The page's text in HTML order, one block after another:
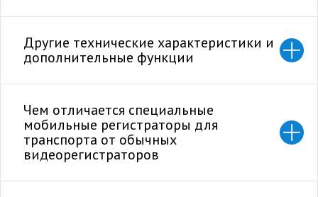
Другие технические характеристики и
дополнительные функции
Чем отличается специальные
мобильные регистраторы для
транспорта от обычных
видеорегистраторов